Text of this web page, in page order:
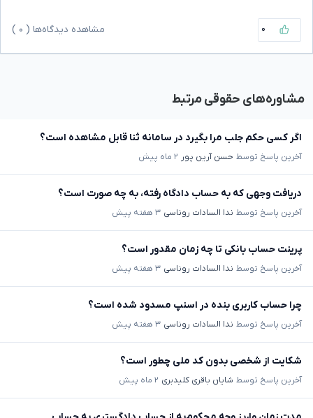
۰ مشاهده دیدگاه‌ها ( ۰
مشاوره‌های حقوقی مرتبط
اگر کسی حکم جلب مرا بگیرد در سامانه ثنا قابل مشاهده است؟
آخرین پاسخ توسط حسن آرین پور ۲ ماه پیش
دریافت وجهی که به حساب دادگاه رفته، به چه صورت است؟
آخرین پاسخ توسط ندا السادات روناسی ۳ هفته پیش
پرینت حساب بانکی تا چه زمان مقدور است؟
آخرین پاسخ توسط ندا السادات روناسی ۳ هفته پیش
چرا حساب کاربری بنده در اسنپ مسدود شده است؟
آخرین پاسخ توسط ندا السادات روناسی ۳ هفته پیش
شکایت از شخصی بدون کد ملی چطور است؟
آخرین پاسخ توسط شایان باقری کلیدبری ۲ ماه پیش